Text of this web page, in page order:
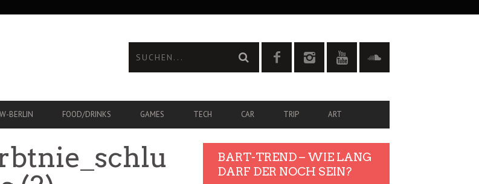
BERLIN FOOD/DRINKS GAMES TECH CAR TRIP ART
BART-TREND – WIE LANG
DARF DER NOCH SEIN?